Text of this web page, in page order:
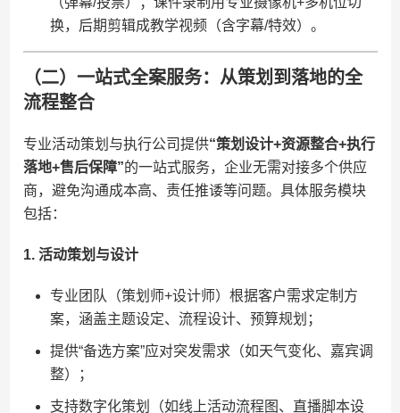
换，后期剪辑成教学视频（含字幕/特效）。
（二）一站式全案服务：从策划到落地的全
流程整合
专业活动策划与执行公司提供​​“策划设计+资源整合+执行
落地+售后保障”​​的一站式服务，企业无需对接多个供应
商，避免沟通成本高、责任推诿等问题。具体服务模块
包括：
​1. 活动策划与设计​
专业团队（策划师+设计师）根据客户需求定制方
案，涵盖主题设定、流程设计、预算规划；
提供“备选方案”应对突发需求（如天气变化、嘉宾调
整）；
支持数字化策划（如线上活动流程图、直播脚本设